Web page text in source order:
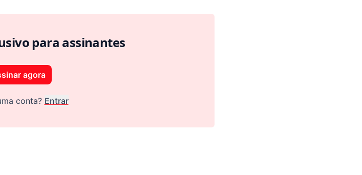
para assinantes
agora
conta? Entrar